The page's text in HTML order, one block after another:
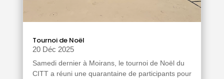
Tournoi de Noël
20 Déc 2025
Samedi dernier à Moirans, le tournoi de Noël du
CITT a réuni une quarantaine de participants pour